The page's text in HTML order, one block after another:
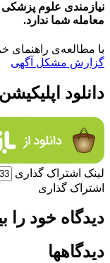
نیازمندی علوم
معامله شما ندارد.
با مطالعه‌ی راهنمای
گزارش مشکل آگهی
دانلود اپلیکیشن
لینک اشتراک گذاری
اشتراک گذاری
دیدگاه خود را
دیدگاهها